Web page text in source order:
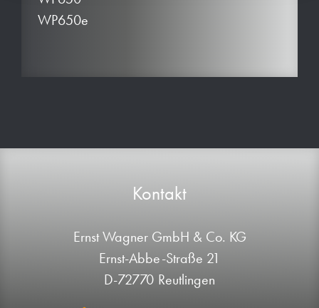
WP650e
Kontakt
Ernst Wagner GmbH & Co. KG
Ernst-Abbe-Straße 21
D-72770 Reutlingen